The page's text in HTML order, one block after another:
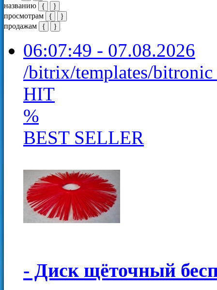
названию { }
просмотрам { }
продажам { }
06:07:49 - 07.08.2026
/bitrix/templates/
HIT
%
BEST SELLER
- Диск щёточный